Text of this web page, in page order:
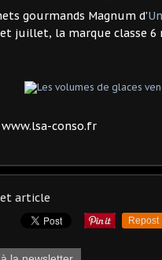
gourmands Magnum d’
juillet, la marque classe 6
conso.fr
article
Repost